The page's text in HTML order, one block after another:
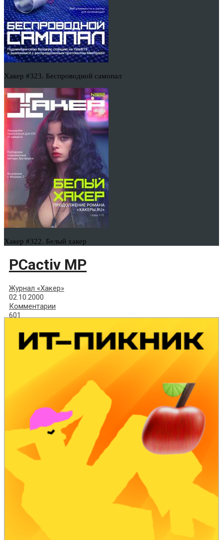
Хакер #323. Беспроводной самопал
Хакер #322. Белый хакер
PCactiv MP
Журнал «Хакер»
02.10.2000
Комментарии
601